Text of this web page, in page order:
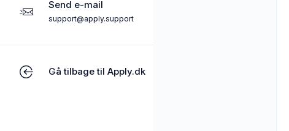
Send e-mail
support@apply.support
Gå tilbage til Apply.dk